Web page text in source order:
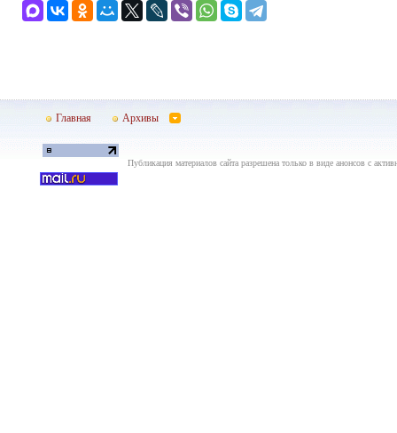
Главная Архивы
Публикация материалов сайта разрешена только в виде анонсов с